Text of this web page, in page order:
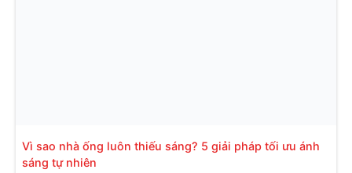
Vì sao nhà ống luôn thiếu sáng? 5 giải pháp tối ưu ánh
sáng tự nhiên